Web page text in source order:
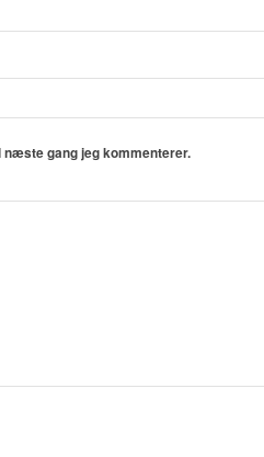
næste gang jeg kommenterer.